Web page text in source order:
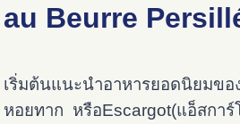
au Beurre
เริ่มต้นแนะนำอาหารยอดนิยมขอ
หอยทาก หรือEscargot(แอ็สกา